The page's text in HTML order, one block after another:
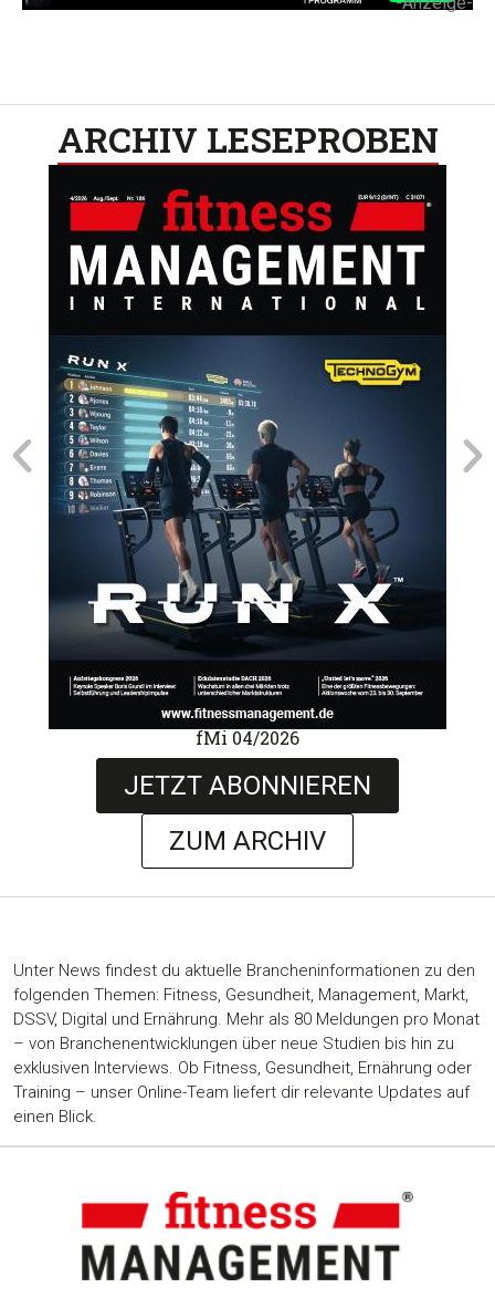
ARCHIV LESEPROBEN​
fMi 04/2026
JETZT ABONNIEREN
ZUM ARCHIV
Unter News findest du aktuelle Brancheninformationen zu den
folgenden Themen: Fitness, Gesundheit, Management, Markt,
DSSV, Digital und Ernährung. Mehr als 80 Meldungen pro Monat
– von Branchenentwicklungen über neue Studien bis hin zu
exklusiven Interviews. Ob Fitness, Gesundheit, Ernährung oder
Training – unser Online-Team liefert dir relevante Updates auf
einen Blick.